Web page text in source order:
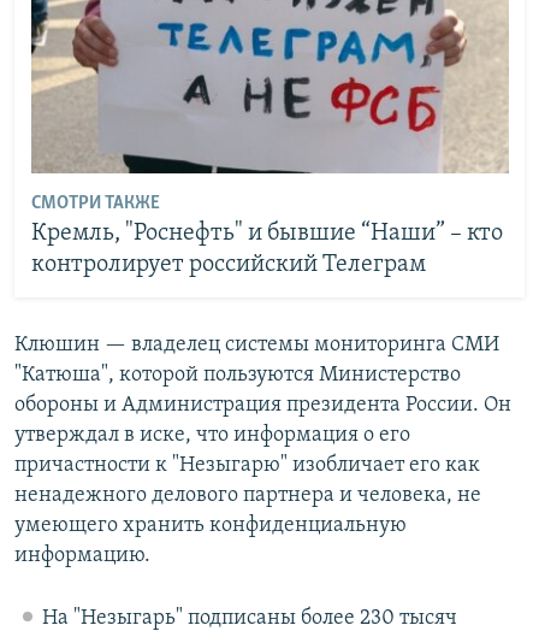
СМОТРИ ТАКЖЕ
Кремль, "Роснефть" и бывшие “Наши” – кто
контролирует российский Телеграм
Клюшин — владелец системы мониторинга СМИ
"Катюша", которой пользуются Министерство
обороны и Администрация президента России. Он
утверждал в иске, что информация о его
причастности к "Незыгарю" изобличает его как
ненадежного делового партнера и человека, не
умеющего хранить конфиденциальную
информацию.
На "Незыгарь" подписаны более 230 тысяч